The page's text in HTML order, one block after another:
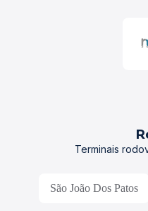
Terminais
São João Dos Patos